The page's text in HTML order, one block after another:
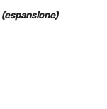
(espansione)